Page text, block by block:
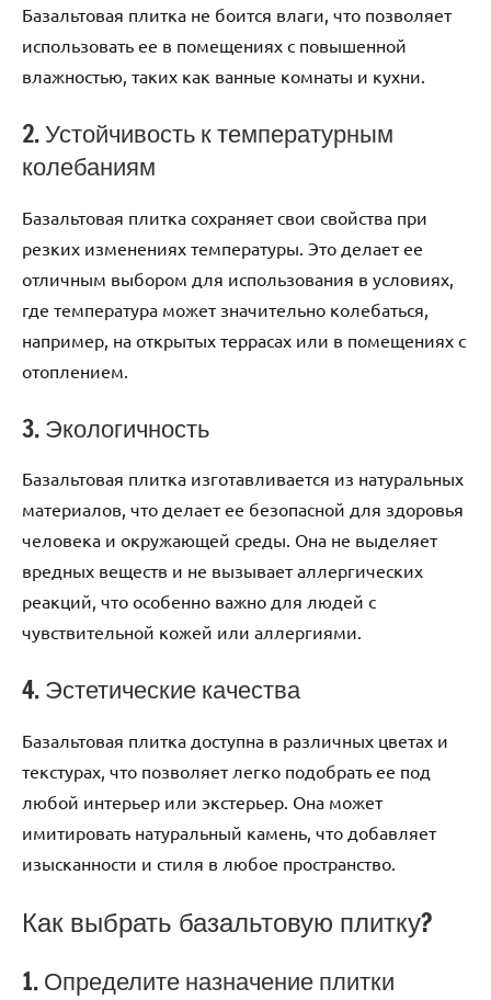
Базальтовая плитка не боится влаги, что позволяет
использовать ее в помещениях с повышенной
влажностью, таких как ванные комнаты и кухни.
2. Устойчивость к температурным
колебаниям
Базальтовая плитка сохраняет свои свойства при
резких изменениях температуры. Это делает ее
отличным выбором для использования в условиях,
где температура может значительно колебаться,
например, на открытых террасах или в помещениях с
отоплением.
3. Экологичность
Базальтовая плитка изготавливается из натуральных
материалов, что делает ее безопасной для здоровья
человека и окружающей среды. Она не выделяет
вредных веществ и не вызывает аллергических
реакций, что особенно важно для людей с
чувствительной кожей или аллергиями.
4. Эстетические качества
Базальтовая плитка доступна в различных цветах и
текстурах, что позволяет легко подобрать ее под
любой интерьер или экстерьер. Она может
имитировать натуральный камень, что добавляет
изысканности и стиля в любое пространство.
Как выбрать базальтовую плитку?
1. Определите назначение плитки